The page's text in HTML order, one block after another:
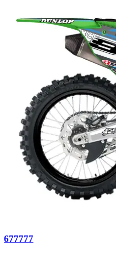
677777